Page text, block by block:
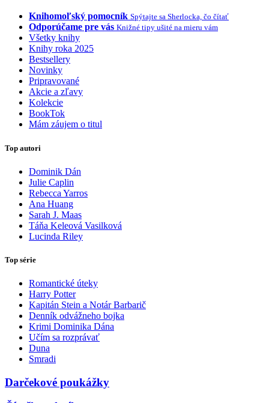
Knihomoľský pomocník Spýtajte sa Sherlocka, čo čítať
Odporúčame pre vás Knižné tipy ušité na mieru vám
Všetky knihy
Knihy roka 2025
Bestsellery
Novinky
Pripravované
Akcie a zľavy
Kolekcie
BookTok
Mám záujem o titul
Top autori
Dominik Dán
Julie Caplin
Rebecca Yarros
Ana Huang
Sarah J. Maas
Táňa Keleová Vasilková
Lucinda Riley
Top série
Romantické úteky
Harry Potter
Kapitán Stein a Notár Barbarič
Denník odvážneho bojka
Krimi Dominika Dána
Učím sa rozprávať
Duna
Smradi
Darčekové poukážky